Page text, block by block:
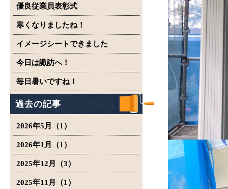
優良従業員表彰式
寒くなりましたね！
イメージシートできました
今日は諏訪へ！
毎日暑いですね！
過去の記事
2026年5月（1）
2026年1月（1）
2025年12月（3）
2025年11月（1）